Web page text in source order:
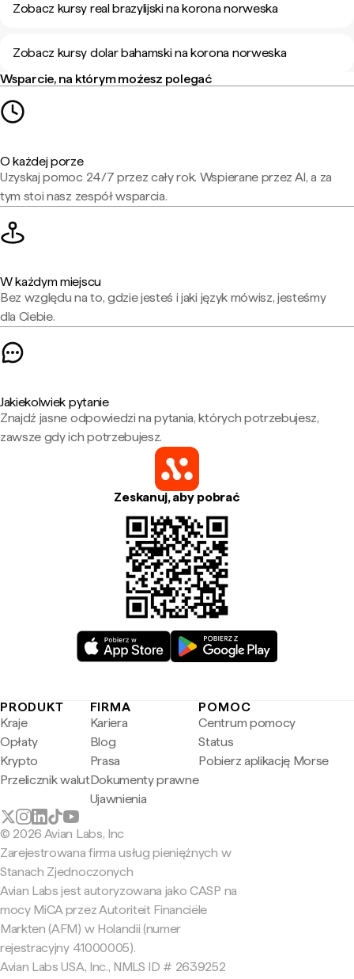
Zobacz kursy real brazylijski na korona norweska
Zobacz kursy dolar bahamski na korona norweska
Wsparcie, na którym możesz polegać
O każdej porze
Uzyskaj pomoc 24/7 przez cały rok. Wspierane przez AI, a za
tym stoi nasz zespół wsparcia.
W każdym miejscu
Bez względu na to, gdzie jesteś i jaki język mówisz, jesteśmy
dla Ciebie.
Jakiekolwiek pytanie
Znajdź jasne odpowiedzi na pytania, których potrzebujesz,
zawsze gdy ich potrzebujesz.
Zeskanuj, aby pobrać
PRODUKT
Kraje
Opłaty
Krypto
Przelicznik walut
FIRMA
Kariera
Blog
Prasa
Dokumenty prawne
Ujawnienia
POMOC
Centrum pomocy
Status
Pobierz aplikację Morse
© 2026 Avian Labs, Inc
Zarejestrowana firma usług pieniężnych w
Stanach Zjednoczonych
Avian Labs jest autoryzowana jako CASP na
mocy MiCA przez Autoriteit Financiële
Markten (AFM) w Holandii (numer
rejestracyjny 41000005).
Avian Labs USA, Inc., NMLS ID # 2639252